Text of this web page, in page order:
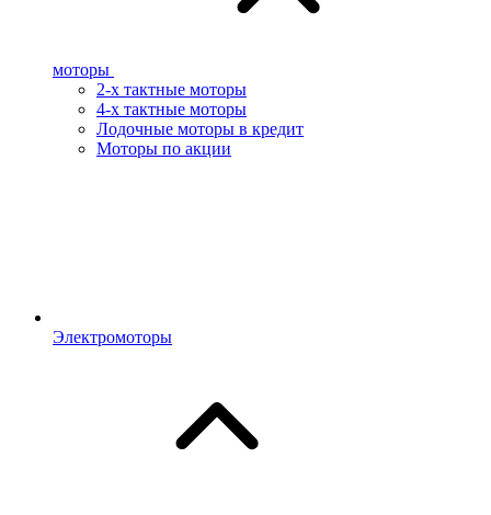
моторы
2-х тактные моторы
4-х тактные моторы
Лодочные моторы в кредит
Моторы по акции
Электромоторы